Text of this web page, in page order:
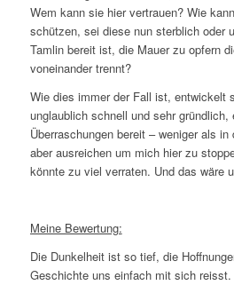
Wem kann sie hier vertrauen? Wie
schützen, sei diese nun sterblich oder
Tamlin bereit ist, die Mauer zu opfern
voneinander trennt?
Wie dies immer der Fall ist, entwickelt
unglaublich schnell und sehr gründlich,
Überraschungen bereit – weniger als
aber ausreichen um mich hier zu
könnte zu viel verraten. Und das wäre
Meine Bewertung:
Die Dunkelheit ist so tief, die
Geschichte uns einfach mit sich reisst.